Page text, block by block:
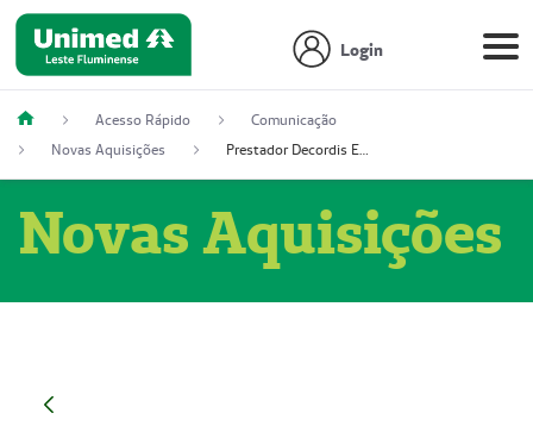
Login
Acesso Rápido
Comunicação
Novas Aquisições
Prestador Decordis Exames Cardiológicos LTDA (51004347-4)
Novas Aquisições